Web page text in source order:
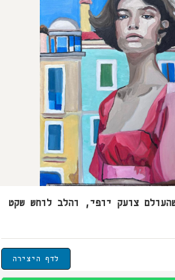
צועק יופי, והלב לוחש שקט
לדף היצירה